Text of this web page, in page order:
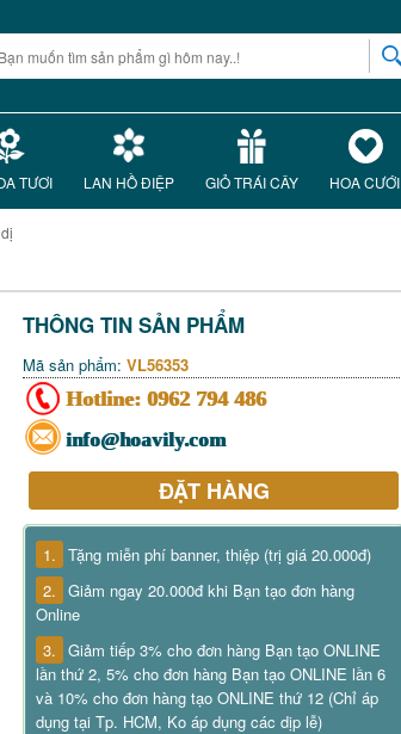
TƯƠI LAN HỒ ĐIỆP GIỎ TRÁI CÂY HOA CƯỚI
THÔNG TIN SẢN PHẨM
Mã sản phẩm: VL56353
Hotline: 0962 794 486
info@hoavily.com
ĐẶT HÀNG
1. Tặng miễn phí banner, thiệp (trị giá 20.000đ)
2. Giảm ngay 20.000đ khi Bạn tạo đơn hàng
Online
3. Giảm tiếp 3% cho đơn hàng Bạn tạo ONLINE
lần thứ 2, 5% cho đơn hàng Bạn tạo ONLINE lần 6
và 10% cho đơn hàng tạo ONLINE thứ 12 (Chỉ áp
dụng tại Tp. HCM, Ko áp dụng các dịp lễ)